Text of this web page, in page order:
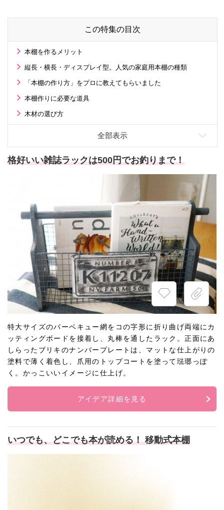
この特集の目次
本棚を作るメリット
縦長・横長・ディスプレイ型。人気の家庭用本棚の種類
「本棚の作り方」をプロに教えてもらいました
本棚作りに必要な道具
木材の選び方
格好いい雑誌ラックは500円でお釣りまで！
特大サイズのバーベキュー網をコの字形に折り曲げ両端にカ
ッティングボードを接着し、丸棒を通したラック。正面にあ
しらったブリキのナンバープレートは、マットな仕上がりの
塗料で薄く着色し、爪用のトップコートを塗って琺瑯っぽ
く。かっこいいイメージに仕上げ。
アイデア詳細を見る
いつでも、どこでも本が読める！ 移動式本棚